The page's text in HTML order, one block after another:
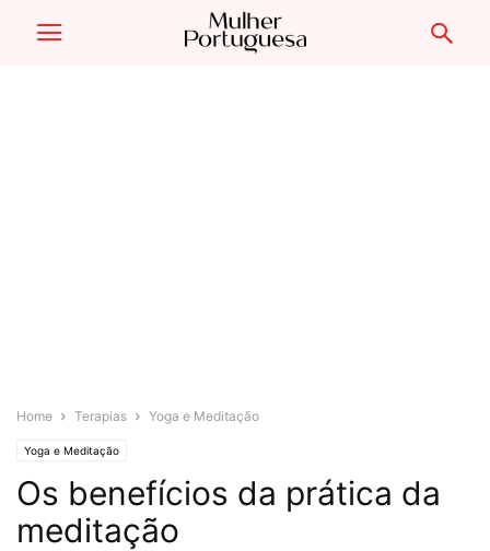
Home Terapias Yoga e Meditação
Yoga e Meditação
Os benefícios da prática da
meditação